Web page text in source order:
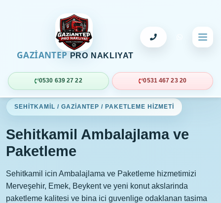
GAZİANTEP PRO NAKLIYAT
0530 639 27 22 0531 467 23 20
SEHITKAMIL / GAZIANTEP / PAKETLEME HIZMETI
Sehitkamil Ambalajlama ve
Paketleme
Sehitkamil icin Ambalajlama ve Paketleme hizmetimizi
Merveşehir, Emek, Beykent ve yeni konut akslarinda
paketleme kalitesi ve bina ici guvenlige odaklanan tasima